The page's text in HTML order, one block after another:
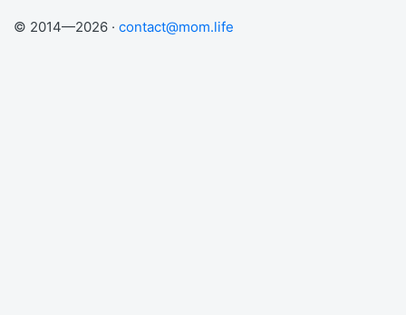
© 2014—2026 · contact@mom.life